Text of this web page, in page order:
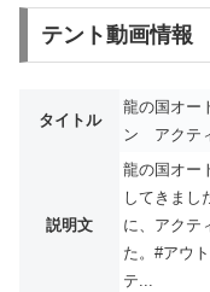
テント動画情報
タイトル
龍の国オー
ン アクテ
説明文
龍の国オー
してきまし
に、アクテ
た。#アウ
テ...